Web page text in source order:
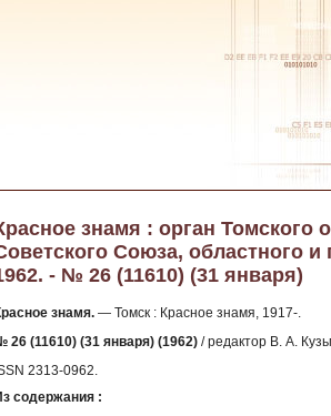
знамя : орган Томского
Союза, областного и
- № 26 (11610) (31 января)
знамя. — Томск : Красное знамя, 1917-.
26 (11610) (31 января) (1962) / редактор В. А.
2313-0962.
содержания :